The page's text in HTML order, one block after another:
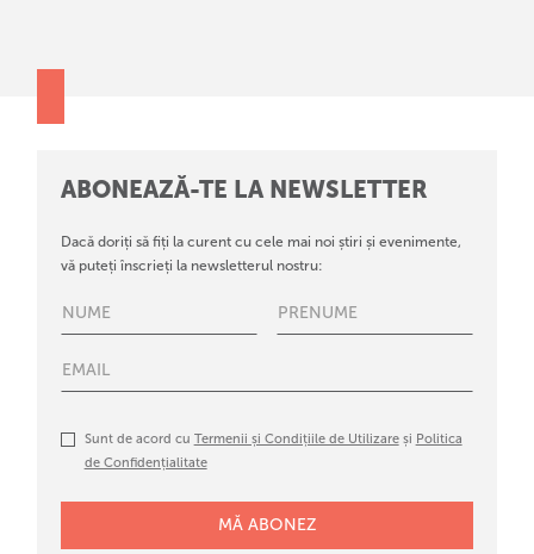
ABONEAZĂ-TE LA NEWSLETTER
Dacă doriți să fiți la curent cu cele mai noi știri și evenimente,
vă puteți înscrieți la newsletterul nostru:
Sunt de acord cu Termenii și Condițiile de Utilizareși Politica
de Confidențialitate